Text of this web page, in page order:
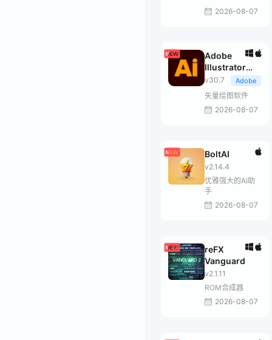
2026-08-07
Adobe
Illustrator
2026
v30.7 Adobe
矢量绘图软件
2026-08-07
BoltAI
v2.14.4
优雅强大的AI助
手
2026-08-07
reFX
Vanguard
v2.1.11
ROM合成器
2026-08-07